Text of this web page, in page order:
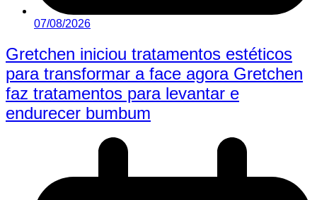
07/08/2026
Gretchen iniciou tratamentos estéticos
para transformar a face agora Gretchen
faz tratamentos para levantar e
endurecer bumbum